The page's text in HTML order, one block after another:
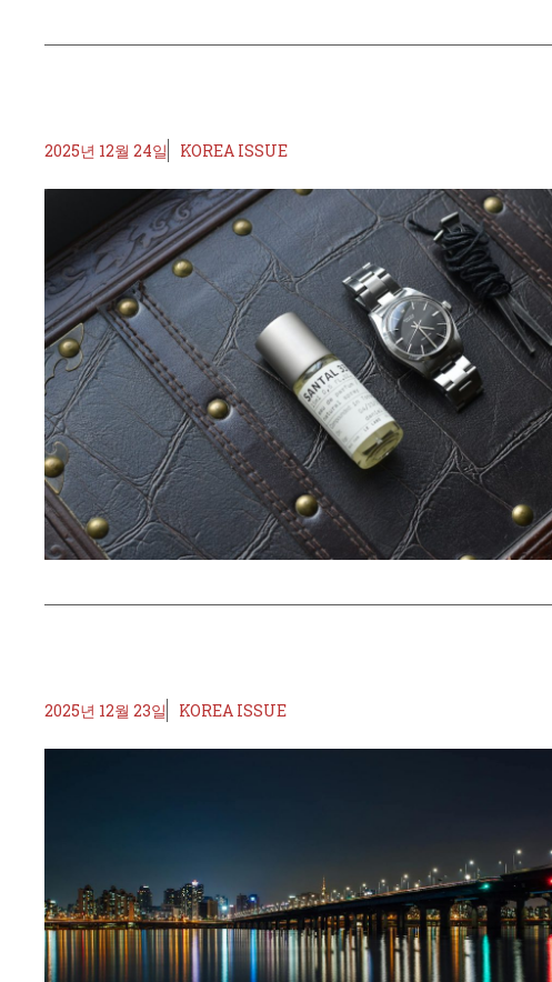
2025년 12월 24일 KOREA ISSUE
2025년 12월 23일 KOREA ISSUE